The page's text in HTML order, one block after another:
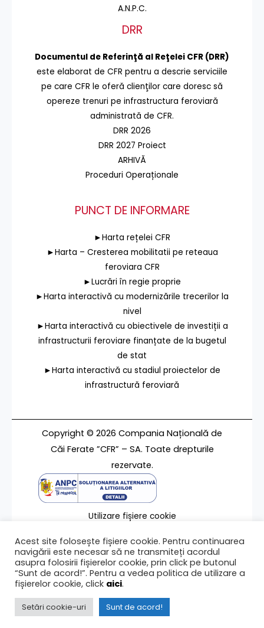
A.N.P.C.
DRR
Documentul de Referinţă al Reţelei CFR (DRR)
este elaborat de CFR pentru a descrie serviciile
pe care CFR le oferă clienţilor care doresc să
opereze trenuri pe infrastructura feroviară
administrată de CFR.
DRR 2026
DRR 2027 Proiect
ARHIVĂ
Proceduri Operaționale
PUNCT DE INFORMARE
►Harta rețelei CFR
►Harta – Cresterea mobilitatii pe reteaua
feroviara CFR
►Lucrări în regie proprie
►Harta interactivă cu modernizările trecerilor la
nivel
►Harta interactivă cu obiectivele de investiții a
infrastructurii feroviare finanțate de la bugetul
de stat
►Harta interactivă cu stadiul proiectelor de
infrastructură feroviară
Copyright © 2026 Compania Națională de
Căi Ferate ”CFR” – SA. Toate drepturile
rezervate.
Utilizare fișiere cookie
Contact
Ultima modificare a paginii 14/03/2016
Acest site folosește fișiere cookie. Pentru continuarea
navigării este necesar să ne transmiteți acordul
asupra folosirii fișierelor cookie, prin click pe butonul
“Sunt de acord!”. Pentru a vedea politica de utilizare a
fișierelor cookie, click aici.
Setări cookie-uri Sunt de acord!